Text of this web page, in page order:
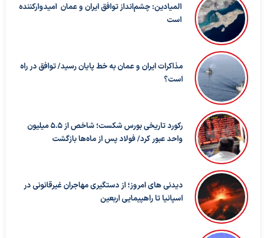
المیادین: چشم‌انداز توافق ایران و عمان امیدوارکننده
است
مذاکرات ایران و عمان به خط پایان رسید/ توافق در راه
است؟
رکورد تاریخی بورس شکست؛ شاخص از ۵.۵ میلیون
واحد عبور کرد/ فولاد پس از ماه‌ها بازگشت
دیدنی های امروز؛ از دستگیری مهاجران غیرقانونی در
اسپانیا تا راهپیمایی اربعین